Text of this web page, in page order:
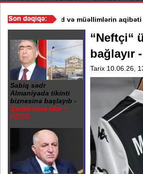
məktəb bağlandı - Şagird və müəllimlərin
Sabiq sədr
Almaniyada tikinti
biznesinə başlayıb -
Şərikli bina tikir +
FOTO
“Neftçi“
bağlayır
Tarix 10.06.26,